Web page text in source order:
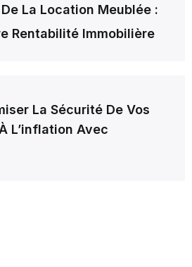
La Location Meublée :
Rentabilité Immobilière
La Sécurité De Vos
L’inflation Avec